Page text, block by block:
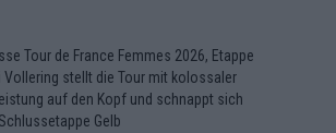
Tour de France Femmes 2026, Etappe
Vollering stellt die Tour mit kolossaler
auf den Kopf und schnappt sich
Gelb